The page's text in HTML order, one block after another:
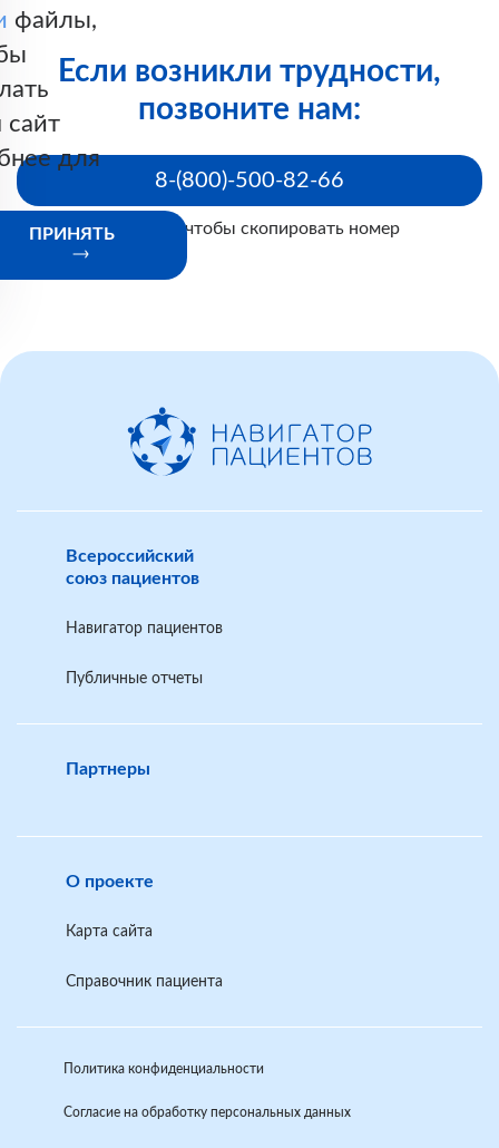
Если возникли трудности,
позвоните нам:
8-(800)-500-82-66
Нажмите, чтобы скопировать номер
файлы,
для
ПРИНЯТЬ
Всероссийский
союз пациентов
Навигатор пациентов
Публичные отчеты
Партнеры
О проекте
Карта сайта
Справочник пациента
Политика конфиденциальности
Согласие на обработку персональных данных